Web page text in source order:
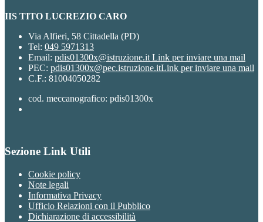
IIS TITO LUCREZIO CARO
Via Alfieri, 58 Cittadella (PD)
Tel: 049 5971313
Email: pdis01300x@istruzione.it Link per inviare una mail
PEC: pdis01300x@pec.istruzione.itLink per inviare una mail
C.F.: 81004050282
cod. meccanografico: pdis01300x
Sezione Link Utili
Cookie policy
Note legali
Informativa Privacy
Ufficio Relazioni con il Pubblico
Dichiarazione di accessibilità